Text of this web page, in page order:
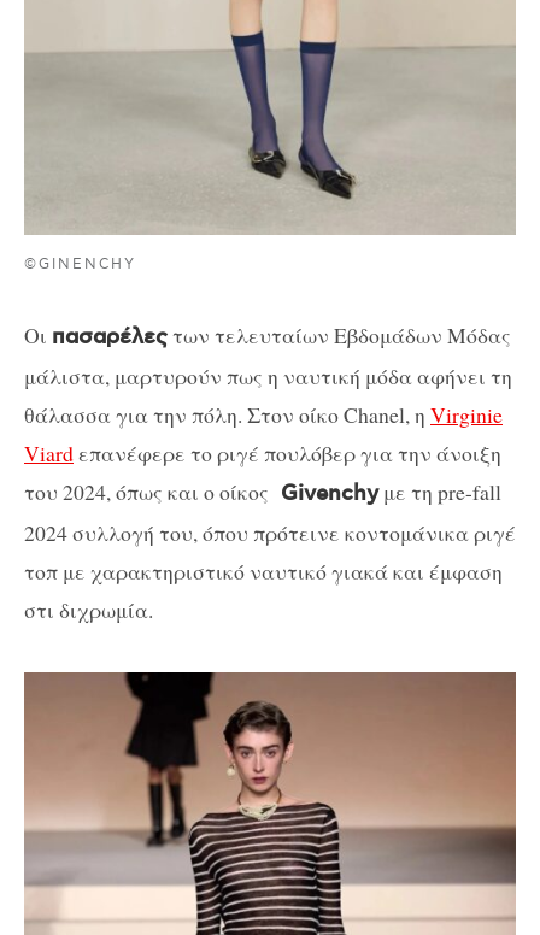
©GINENCHY
Οι πασαρέλεςτων τελευταίων Εβδομάδων Μόδας
μάλιστα, μαρτυρούν πως η ναυτική μόδα αφήνει τη
θάλασσα για την πόλη. Στον οίκο Chanel, η Virginie
Viardεπανέφερε το ριγέ πουλόβερ για την άνοιξη
του 2024, όπως και ο οίκος Givenchyμε τη pre-fall
2024 συλλογή του, όπου πρότεινε κοντομάνικα ριγέ
τοπ με χαρακτηριστικό ναυτικό γιακά και έμφαση
στι διχρωμία.